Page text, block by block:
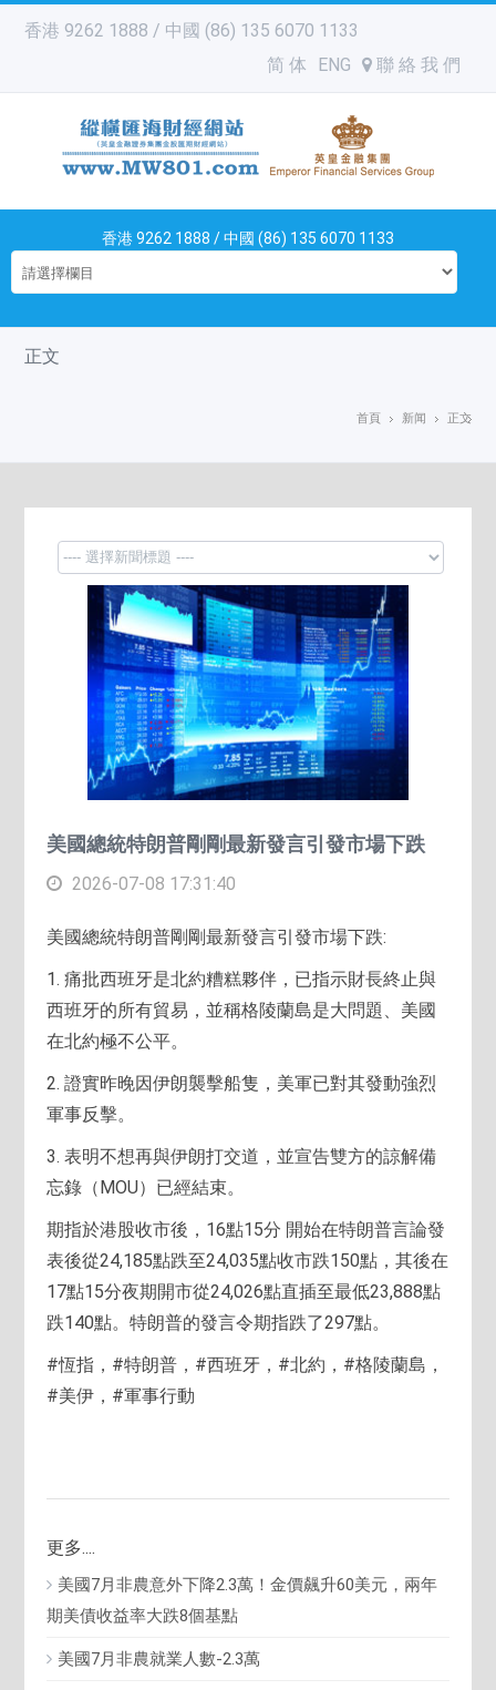
香港 9262 1888 / 中國 (86) 135 6070 1133
简 体
ENG 聯 絡 我 們
香港 9262 1888 / 中國 (86) 135 6070 1133
正文
首頁 新闻 正文
美國總統特朗普剛剛最新發言引發市場下跌
2026-07-08 17:31:40
美國總統特朗普剛剛最新發言引發市場下跌:
1. 痛批西班牙是北約糟糕夥伴，已指示財長終止與
西班牙的所有貿易，並稱格陵蘭島是大問題、美國
在北約極不公平。
2. 證實昨晚因伊朗襲擊船隻，美軍已對其發動強烈
軍事反擊。
3. 表明不想再與伊朗打交道，並宣告雙方的諒解備
忘錄（MOU）已經結束。
期指於港股收市後，16點15分 開始在特朗普言論發
表後從24,185點跌至24,035點收市跌150點，其後在
17點15分夜期開市從24,026點直插至最低23,888點
跌140點。特朗普的發言令期指跌了297點。
#恆指，#特朗普，#西班牙，#北約，#格陵蘭島，
#美伊，#軍事行動
更多....
美國7月非農意外下降2.3萬！金價飆升60美元，兩年
期美債收益率大跌8個基點
美國7月非農就業人數-2.3萬